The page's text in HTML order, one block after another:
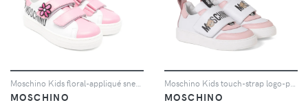
MOSCHINO
MOSCHINO